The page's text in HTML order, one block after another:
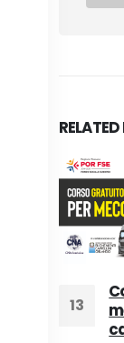
RELATED
13